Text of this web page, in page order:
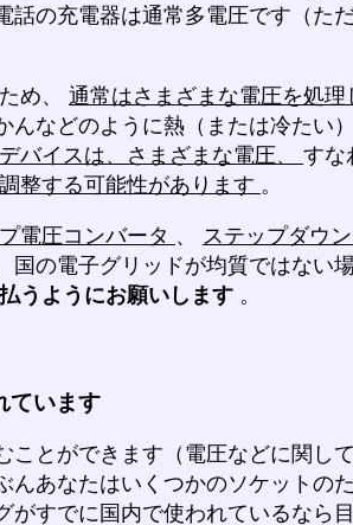
話の充電器は通常多電圧です（た
め、 通常はさまざまな電圧を処理
んなどのように熱（または冷たい
バイスは、さまざまな電圧、 すな
整する可能性があります 。
電圧コンバータ 、 ステップダウ
国の電子グリッドが均質ではない
うようにお願いします 。
ています
ことができます（電圧などに関し
んあなたはいくつかのソケットの
がすでに国内で使われているなら